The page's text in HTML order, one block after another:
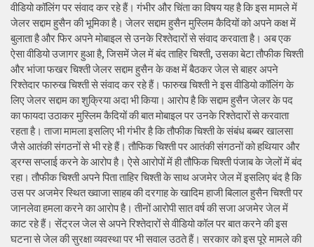
वीडियो कॉलिंग पर संवाद कर रहे हैं। गंभीर और चिंता का विषय यह है कि इस मामले में
जेलर सद्दाम हुसैन की भूमिका है। जेलर सद्दाम हुसैन मुस्लिम कैदियों को अपने कक्ष में
बुलाता है और फिर अपने मोबाइल से उनके रिश्तेदारों से संवाद करवाता है। अब एक
ऐसा वीडियो उजागर हुआ है, जिसमें जेल में बंद ताहिर चिश्ती, उसका बेटा तौफीक चिश्ती
और भांजा फखर चिश्ती जेलर सद्दाम हुसैन के कक्ष में बैठकर जेल से बाहर अपने
रिश्तेदार फारुख चिश्ती से संवाद कर रहे हैं। फारुख चिश्ती ने इस वीडियो कॉलिंग के
लिए जेलर सद्दाम का शुक्रिया अदा भी किया। आरोप है कि सद्दाम हुसैन जेलर के पद
का फायदा उठाकर मुस्लिम कैदियों की बात मोबाइल पर उनके रिश्तेदारों से करवाता
रहता है। ताजा मामला इसलिए भी गंभीर है कि तौफीक चिश्ती के संबंध बब्बर खालसा
जैसे आतंकी संगठनों से भी रहे हैं। तौफिक चिश्ती पर आतंकी संगठनों को हथियार और
ड्रग्स सप्लाई करने के आरोप है। ऐसे आरोपों में ही तौफिक चिश्ती पंजाब के जेलों में बंद
रहा। तौफीक चिश्ती अपने पिता ताहिर चिश्ती के साथ अजमेर जेल में इसलिए बंद है कि
उस पर अजमेर स्थित ख्वाजा साहब की दरगाह के खादिम हाजी बिलाल हुसैन चिश्ती पर
जानलेवा हमला करने का आरोप है। तीनों आरोपी सात वर्ष की सजा अजमेर जेल में
काट रहे हैं। सेंट्रल जेल से अपने रिश्तेदारों से वीडियो कॉल पर बात करने की इस
घटना से जेल की सुरक्षा व्यवस्था पर भी सवाल उठते हैं। सरकार को इस पूरे मामले की